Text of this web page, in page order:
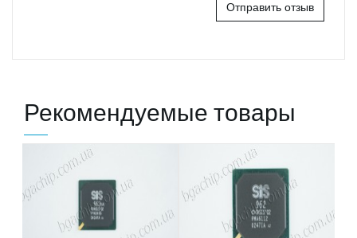
Отправить отзыв
Рекомендуемые товары